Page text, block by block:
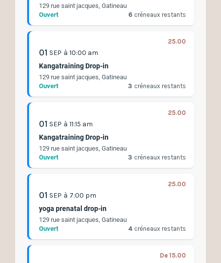
129 rue saint jacques, Gatineau
Ouvert
6 créneaux restants
25.00
01 SEP à 10:00 am
Kangatraining Drop-in
129 rue saint jacques, Gatineau
Ouvert
3 créneaux restants
25.00
01 SEP à 11:15 am
Kangatraining Drop-in
129 rue saint jacques, Gatineau
Ouvert
3 créneaux restants
25.00
01 SEP à 7:00 pm
yoga prenatal drop-in
129 rue saint jacques, Gatineau
Ouvert
4 créneaux restants
De 15.00